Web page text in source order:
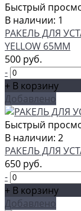
Быстрый
В наличии: 1
РАКЕЛЬ ДЛЯ
YELLOW 65ММ
500 руб.
-
+ В корзину
Добавлено
Быстрый
В наличии: 2
РАКЕЛЬ ДЛЯ
650 руб.
-
+ В корзину
Добавлено